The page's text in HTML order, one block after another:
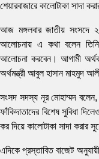
শেয়ারবাজারে কালোটাকা সাদা
আজ মঙ্গলবার জাতীয় সংসদে
আলোচনায় এ কথা বলেন
আলোচনা করবেন। আগামী
অর্থমন্ত্রী আবুল হাসান মাহমুদ
সংসদ সদস্য নূর মোহাম্মদ
ফাঁকিদাতাদের বিশেষ সুবিধা
কর দিয়ে কালোটাকা সাদা
এদিকে প্রস্তাবিত বাজেট